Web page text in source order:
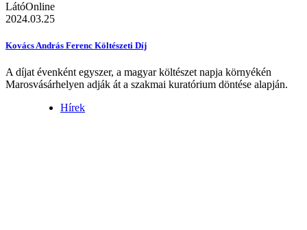
LátóOnline
2024.03.25
Kovács András Ferenc Költészeti Díj
A díjat évenként egyszer, a magyar költészet napja környékén
Marosvásárhelyen adják át a szakmai kuratórium döntése alapján.
Hírek